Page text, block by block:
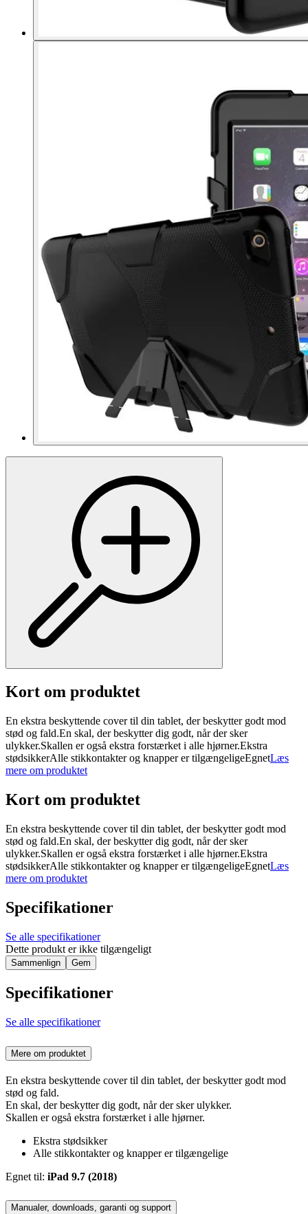
Kort om produktet
En ekstra beskyttende cover til din tablet, der beskytter godt mod
stød og fald.En skal, der beskytter dig godt, når der sker
ulykker.Skallen er også ekstra forstærket i alle hjørner.Ekstra
stødsikkerAlle stikkontakter og knapper er tilgængeligeEgnetLæs
mere om produktet
Kort om produktet
En ekstra beskyttende cover til din tablet, der beskytter godt mod
stød og fald.En skal, der beskytter dig godt, når der sker
ulykker.Skallen er også ekstra forstærket i alle hjørner.Ekstra
stødsikkerAlle stikkontakter og knapper er tilgængeligeEgnetLæs
mere om produktet
Specifikationer
Se alle specifikationer
Dette produkt er ikke tilgængeligt
Sammenlign Gem
Specifikationer
Se alle specifikationer
Mere om produktet
En ekstra beskyttende cover til din tablet, der beskytter godt mod
stød og fald.
En skal, der beskytter dig godt, når der sker ulykker.
Skallen er også ekstra forstærket i alle hjørner.
Ekstra stødsikker
Alle stikkontakter og knapper er tilgængelige
Egnet til: iPad 9.7 (2018)
Manualer, downloads, garanti og support